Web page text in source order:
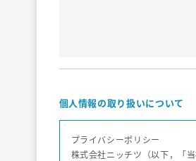
個人情報の取り扱いについて
プライバシーポリシー
株式会社ニッチツ（以下，「